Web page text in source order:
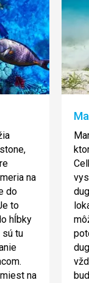
na
do
to
hĺbky
tu
na